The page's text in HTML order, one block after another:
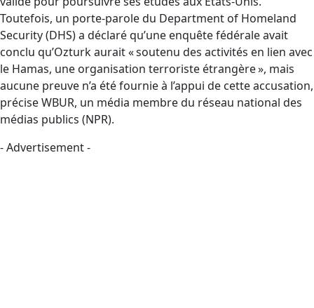
Toutefois, un porte-parole du Department of Homeland
Security (DHS) a déclaré qu’une enquête fédérale avait
conclu qu’Ozturk aurait « soutenu des activités en lien avec
le Hamas, une organisation terroriste étrangère », mais
aucune preuve n’a été fournie à l’appui de cette accusation,
précise WBUR, un média membre du réseau national des
médias publics (NPR).
- Advertisement -